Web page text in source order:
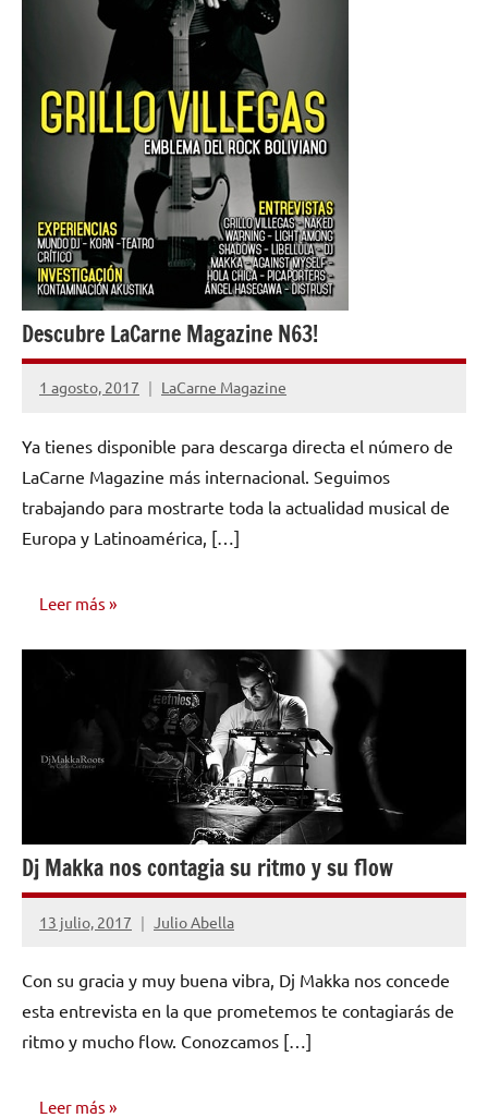
Descubre LaCarne Magazine N63!
1 agosto, 2017 LaCarne Magazine
No
comentarios
Ya tienes disponible para descarga directa el número de
LaCarne Magazine más internacional. Seguimos
trabajando para mostrarte toda la actualidad musical de
Europa y Latinoamérica, […]
Leer más
NÚMEROS
Dj Makka nos contagia su ritmo y su flow
13 julio, 2017 Julio Abella
No
comentarios
Con su gracia y muy buena vibra, Dj Makka nos concede
esta entrevista en la que prometemos te contagiarás de
ritmo y mucho flow. Conozcamos […]
Leer más